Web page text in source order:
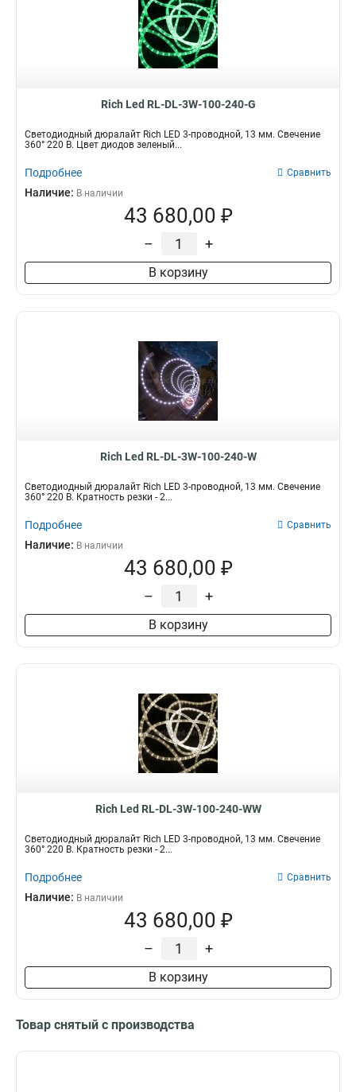
Rich Led RL-DL-3W-100-240-G
Светодиодный дюралайт Rich LED 3-проводной, 13 мм. Свечение
360° 220 В. Цвет диодов зеленый...
Подробнее Сравнить
Наличие: В наличии
43 680,00 ₽
– +
В корзину
Rich Led RL-DL-3W-100-240-W
Светодиодный дюралайт Rich LED 3-проводной, 13 мм. Свечение
360° 220 В. Кратность резки - 2...
Подробнее Сравнить
Наличие: В наличии
43 680,00 ₽
– +
В корзину
Rich Led RL-DL-3W-100-240-WW
Светодиодный дюралайт Rich LED 3-проводной, 13 мм. Свечение
360° 220 В. Кратность резки - 2...
Подробнее Сравнить
Наличие: В наличии
43 680,00 ₽
– +
В корзину
Товар снятый с производства